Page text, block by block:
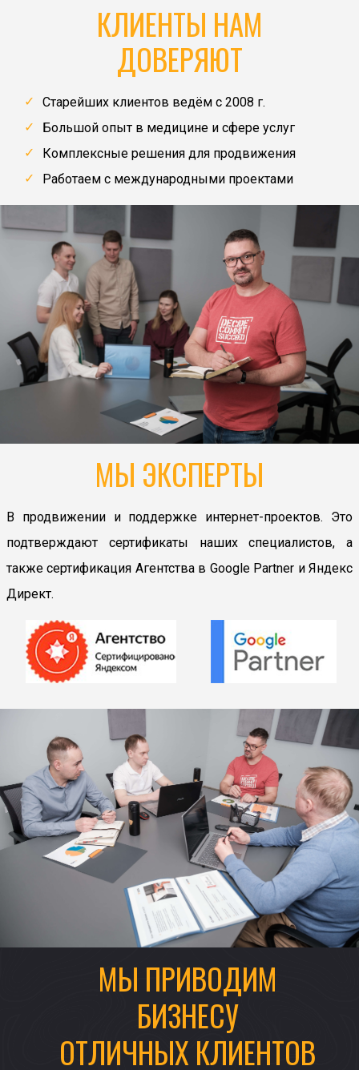
КЛИЕНТЫ НАМ
ДОВЕРЯЮТ
Старейших клиентов ведём с 2008 г.
Большой опыт в медицине и сфере услуг
Комплексные решения для продвижения
Работаем с международными проектами
МЫ ЭКСПЕРТЫ
В продвижении и поддержке интернет-проектов. Это
подтверждают сертификаты наших специалистов, а
также сертификация Агентства в Google Partner и Яндекс
Директ.
МЫ ПРИВОДИМ
БИЗНЕСУ
ОТЛИЧНЫХ КЛИЕНТОВ